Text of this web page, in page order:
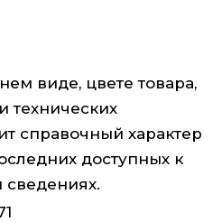
виде, цвете товара,
технических
справочный характер
доступных к
сведениях.